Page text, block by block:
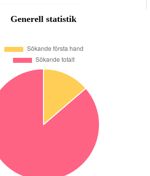
Generell statistik